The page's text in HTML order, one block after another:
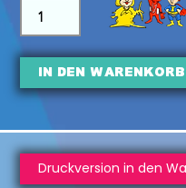
In den Warenkorb
Druckversion in den